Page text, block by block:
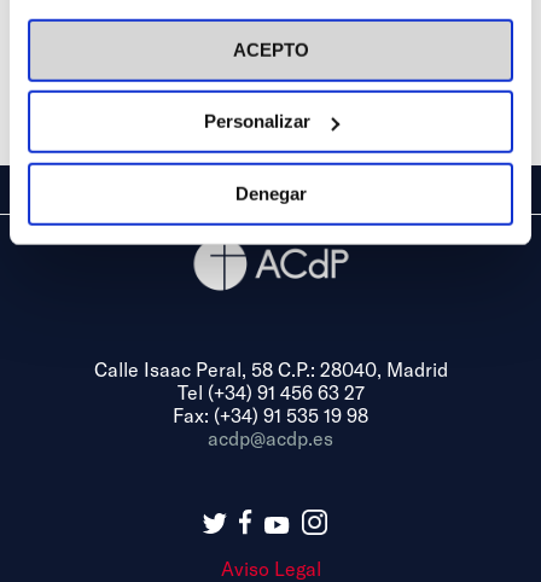
visitar nuestra Política de Cookies
ACEPTO
Personalizar
Denegar
Calle Isaac Peral, 58 C.P.: 28040, Madrid
Tel (+34) 91 456 63 27
Fax: (+34) 91 535 19 98
acdp@acdp.es
Aviso Legal